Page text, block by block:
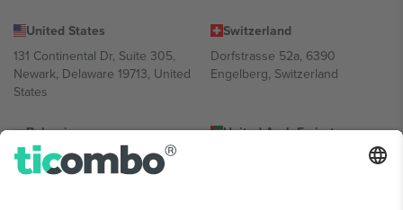
United States
131 Continental Dr, Suite 305,
Newark, Delaware 19713, United
States
Switzerland
Dorfstrasse 52a, 6390
Engelberg, Switzerland
Bulgaria
Regus Sofia City West, bul
Totleben 53-55, 1606 Sofia,
United Arab Emirates
UAE Dubai Silicon Oasis, DDP